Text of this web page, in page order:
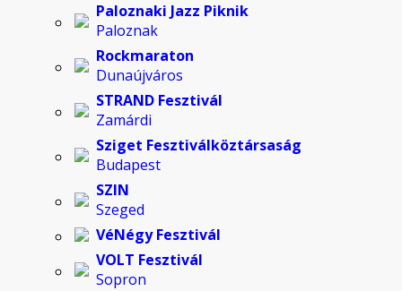
Paloznaki Jazz Piknik
Paloznak
Rockmaraton
Dunaújváros
STRAND Fesztivál
Zamárdi
Sziget Fesztiválköztársaság
Budapest
SZIN
Szeged
VéNégy Fesztivál
VOLT Fesztivál
Sopron